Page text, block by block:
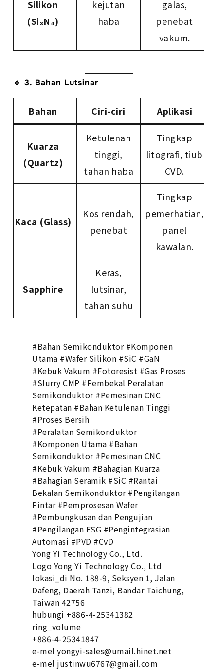
Silikon
(Si₃N₄)
kejutan
haba
galas,
penebat
vakum.
🔹 3. Bahan Lutsinar
Bahan Ciri-ciri Aplikasi
Kuarza
(Quartz)
Ketulenan
tinggi,
tahan haba
Tingkap
litografi, tiub
CVD.
Kaca (Glass)
Kos rendah,
penebat
Tingkap
pemerhatian,
panel
kawalan.
Sapphire
Keras,
lutsinar,
tahan suhu
#Bahan Semikonduktor #Komponen
Utama #Wafer Silikon #SiC #GaN
#Kebuk Vakum #Fotoresist #Gas Proses
#Slurry CMP #Pembekal Peralatan
Semikonduktor #Pemesinan CNC
Ketepatan #Bahan Ketulenan Tinggi
#Proses Bersih
#Peralatan Semikonduktor
#Komponen Utama #Bahan
Semikonduktor #Pemesinan CNC
#Kebuk Vakum #Bahagian Kuarza
#Bahagian Seramik #SiC #Rantai
Bekalan Semikonduktor #Pengilangan
Pintar #Pemprosesan Wafer
#Pembungkusan dan Pengujian
#Pengilangan ESG #Pengintegrasian
Automasi #PVD #CvD
Yong Yi Technology Co., Ltd.
Logo Yong Yi Technology Co., Ltd
lokasi_di No. 188-9, Seksyen 1, Jalan
Dafeng, Daerah Tanzi, Bandar Taichung,
Taiwan 42756
hubungi +886-4-25341382
ring_volume
+886-4-25341847
e-mel yongyi-sales@umail.hinet.net
e-mel justinwu6767@gmail.com